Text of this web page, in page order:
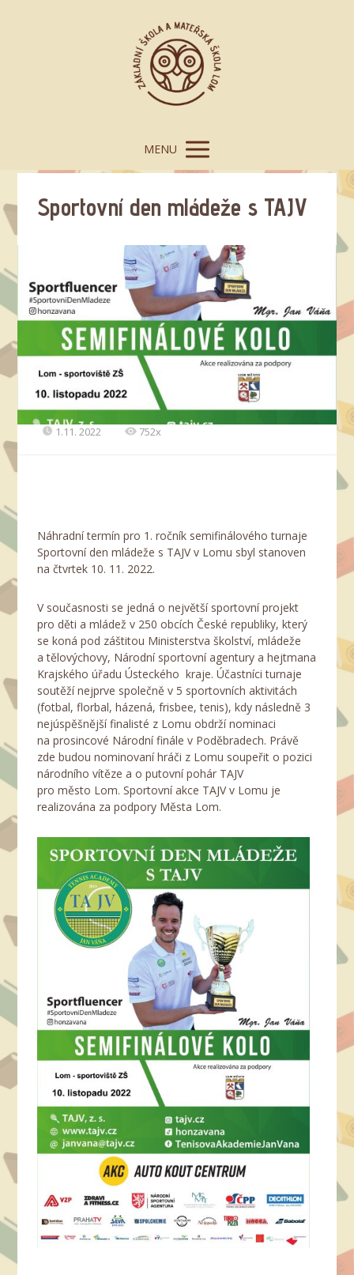
MENU
Sportovní den mládeže s TAJV
1.11. 2022 752x
Náhradní termín pro 1. ročník semifinálového turnaje
Sportovní den mládeže s TAJV v Lomu sbyl stanoven
na čtvrtek 10. 11. 2022.
V současnosti se jedná o největší sportovní projekt
pro děti a mládež v 250 obcích České republiky, který
se koná pod záštitou Ministerstva školství, mládeže
a tělovýchovy, Národní sportovní agentury a hejtmana
Krajského úřadu Ústeckého kraje. Účastníci turnaje
soutěží nejprve společně v 5 sportovních aktivitách
(fotbal, florbal, házená, frisbee, tenis), kdy následně 3
nejúspěšnější finalisté z Lomu obdrží nominaci
na prosincové Národní finále v Poděbradech. Právě
zde budou nominovaní hráči z Lomu soupeřit o pozici
národního vítěze a o putovní pohár TAJV
pro město Lom. Sportovní akce TAJV v Lomu je
realizována za podpory Města Lom.